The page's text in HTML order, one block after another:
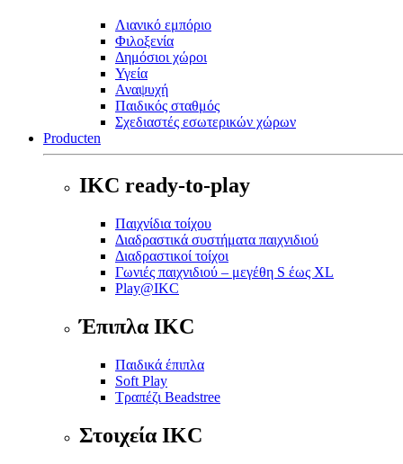
Λιανικό εμπόριο
Φιλοξενία
Δημόσιοι χώροι
Υγεία
Αναψυχή
Παιδικός σταθμός
Σχεδιαστές εσωτερικών χώρων
Producten
IKC ready-to-play
Παιχνίδια τοίχου
Διαδραστικά συστήματα παιχνιδιού
Διαδραστικοί τοίχοι
Γωνιές παιχνιδιού – μεγέθη S έως XL
Play@IKC
Έπιπλα IKC
Παιδικά έπιπλα
Soft Play
Τραπέζι Beadstree
Στοιχεία IKC